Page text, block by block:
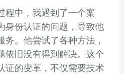
程中，我遇到了一个案
身份认证的问题，导致他
。他尝试了各种方法，
依旧没有得到解决。这个
证的变革，不仅需要技术